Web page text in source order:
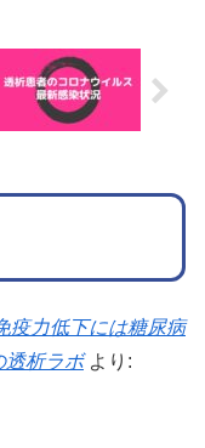
疫力低下には糖尿病
透析ラボ より: